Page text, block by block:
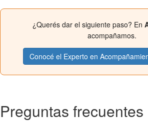
¿Querés dar el siguiente paso? En
acompañamos.
Conocé el Experto en
Preguntas frecuentes